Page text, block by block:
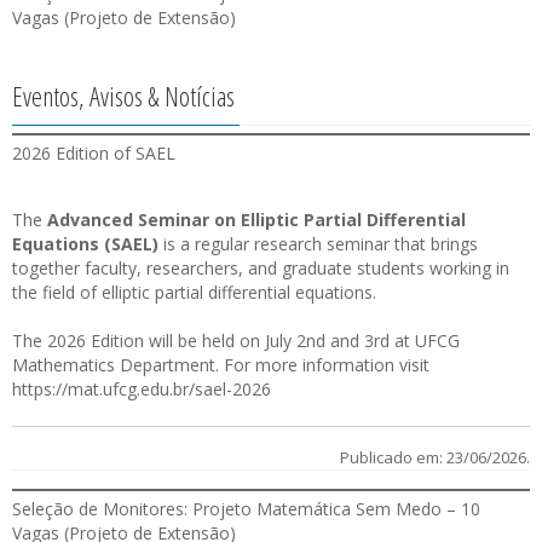
Vagas (Projeto de Extensão)
Eventos, Avisos & Notícias
2026 Edition of SAEL
The Advanced Seminar on Elliptic Partial Differential
Equations (SAEL) is a regular research seminar that brings
together faculty, researchers, and graduate students working in
the field of elliptic partial differential equations.
The 2026 Edition will be held on July 2nd and 3rd at UFCG
Mathematics Department. For more information visit
https://mat.ufcg.edu.br/sael-2026
Publicado em: 23/06/2026.
Seleção de Monitores: Projeto Matemática Sem Medo – 10
Vagas (Projeto de Extensão)